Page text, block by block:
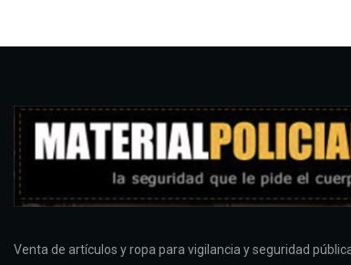
Venta de artículos y ropa para vigilancia y seguridad